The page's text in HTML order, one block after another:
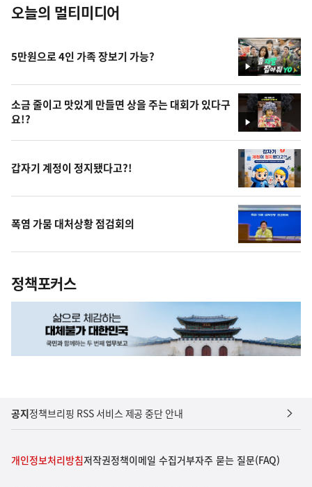
오늘의 멀티미디어
영
상
5만원으로 4인 가족 장보기 가능?
영
상
소금 줄이고 맛있게 만들면 상을 주는 대회가 있다구
요!?
갑자기 계정이 정지됐다고?!
폭염 가뭄 대처상황 점검회의
정책포커스
공지정책브리핑 RSS 서비스 제공 중단 안내
개인정보처리방침저작권정책이메일 수집거부자주 묻는 질문(FAQ)